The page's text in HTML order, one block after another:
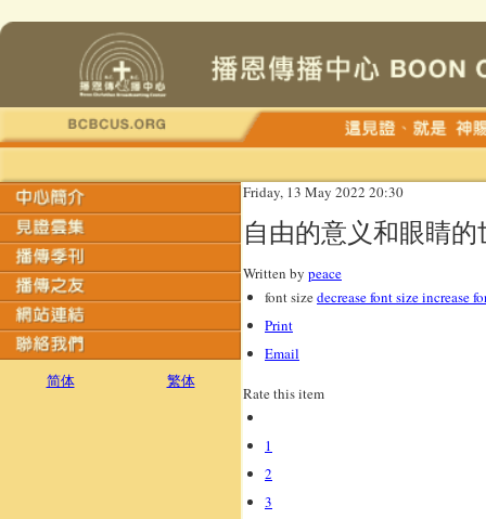
Friday, 13 May 2022 20:30
自由的意义和眼睛
Written by peace
font sizedecrease font sizeincrease
Print
Email
Rate this item
1
2
3
简体 繁体